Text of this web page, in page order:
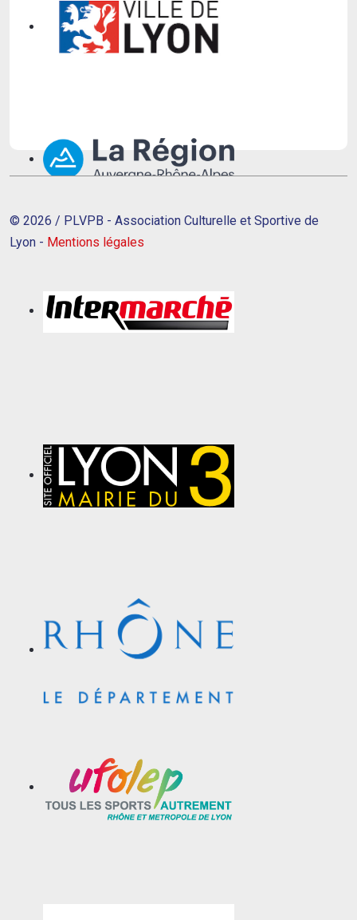
© 2026 / PLVPB - Association Culturelle et Sportive de
Lyon - Mentions légales